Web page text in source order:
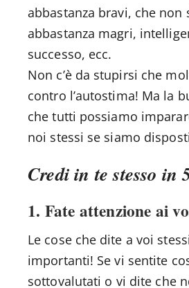
abbastanza bravi, che non
abbastanza magri,
successo, ecc.
Non c’è da stupirsi che
contro l’autostima! Ma la
che tutti possiamo
noi stessi se siamo
Credi in te stesso in
1. Fate attenzione ai
Le cose che dite a voi
importanti! Se vi sentite
sottovalutati o vi dite che